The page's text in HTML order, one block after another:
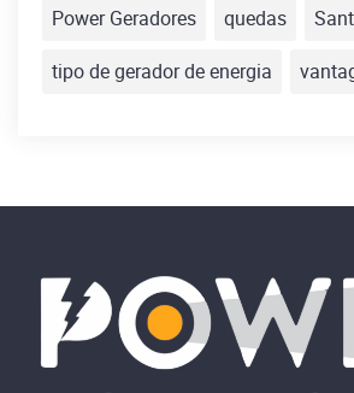
Power Geradores
quedas
tipo de gerador de energia